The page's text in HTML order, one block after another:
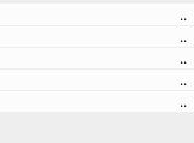
..
..
..
..
..